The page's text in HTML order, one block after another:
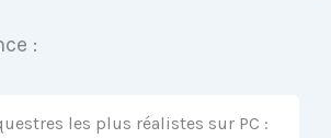
:
les plus réalistes sur PC :